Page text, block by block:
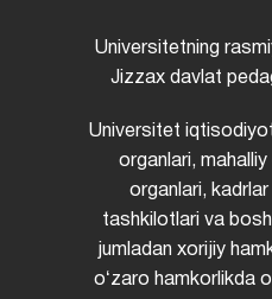
Universitetning
Jizzax davlat
Universitet
organlari,
organlari,
tashkilotlari va
jumladan xorijiy
oʻzaro hamkorlikda